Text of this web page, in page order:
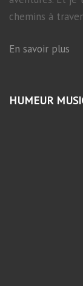
chemins à
En savoir plus
HUMEUR